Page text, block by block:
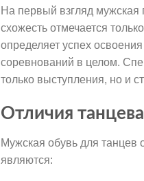
На первый взгляд мужская
схожесть отмечается
определяет успех
соревнований в целом.
только выступления, но и
Отличия
Мужская обувь для танцев
являются: